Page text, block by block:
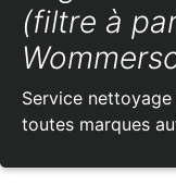
(filtre à
Service
toutes marques